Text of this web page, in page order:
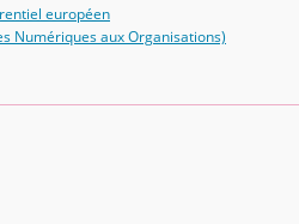
européen
Numériques aux Organisations)